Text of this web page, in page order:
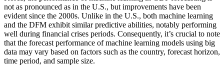
not as pronounced as in the U.S., but improvements have been
evident since the 2000s. Unlike in the U.S., both machine learning
and the DFM exhibit similar predictive abilities, notably performing
well during financial crises periods. Consequently, it’s crucial to note
that the forecast performance of machine learning models using big
data may vary based on factors such as the country, forecast horizon,
time period, and sample size.